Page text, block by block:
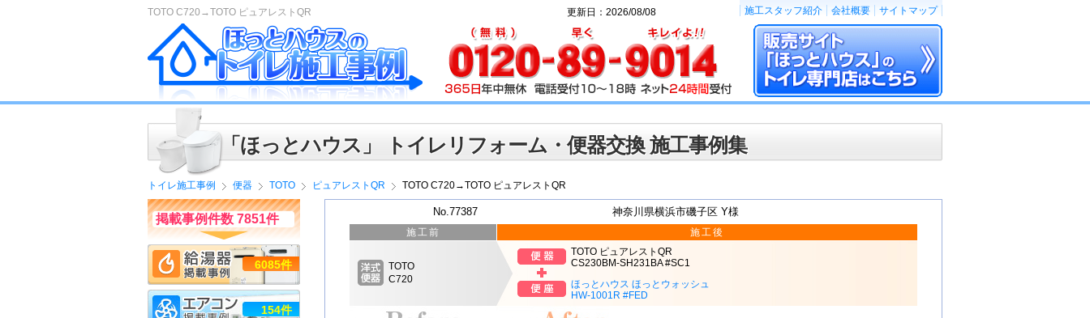
TOTO C720→TOTO ピュアレストQR
「ほっとハウス」 トイレリフォーム・便器交換 施工事例集
トイレ施工事例 便器 TOTO ピュアレストQR TOTO C720→TOTO ピュアレストQR
No.77387 神奈川県横浜市磯子区 Y様
施工前
TOTO
C720
施工後
TOTO ピュアレストQR
CS230BM-SH231BA #SC1
ほっとハウス ほっとウォッシュ
HW-1001R #FED
掲載事例件数 7851件
6085件
154件
更新日：2026/08/08 施工スタッフ紹介 会社概要 サイトマップ